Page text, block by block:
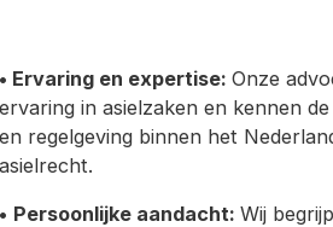
• Ervaring en expertise: Onze
ervaring in asielzaken en kennen
en regelgeving binnen het
asielrecht.
• Persoonlijke aandacht: Wij